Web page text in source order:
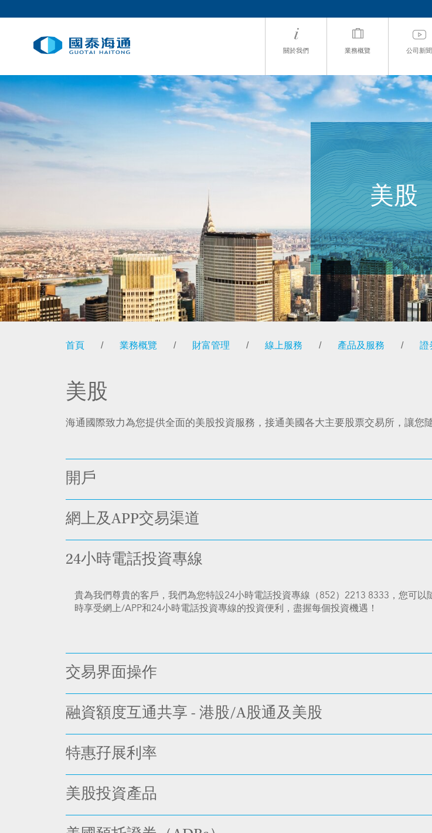
關於我們 業務概覽 公司新聞
美股
首頁 / 業務概覽 / 財富管理 / 線上服務 / 產品及服務 / 證
美股
海通國際致力為您提供全面的美股投資服務，接通美國各大主要股票交易所，讓您
開戶
網上及APP交易渠道
24小時電話投資專線
貴為我們尊貴的客戶，我們為您特設24小時電話投資專線（852）2213 8333，您可
時享受網上/APP和24小時電話投資專線的投資便利，盡握每個投資機遇！
交易界面操作
融資額度互通共享 - 港股/A股通及美股
特惠孖展利率
美股投資產品